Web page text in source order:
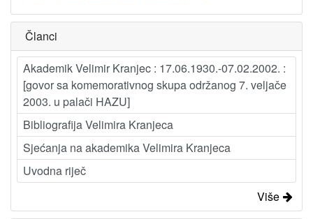
Članci
Akademik Velimir Kranjec : 17.06.1930.-07.02.2002. :
[govor sa komemorativnog skupa održanog 7. veljače
2003. u palači HAZU]
Bibliografija Velimira Kranjeca
Sjećanja na akademika Velimira Kranjeca
Uvodna riječ
Više